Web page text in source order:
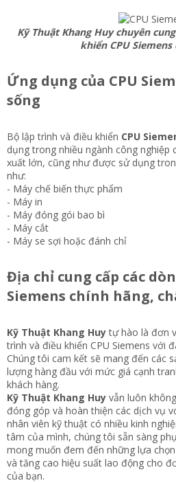
Kỹ Thuật Khang Huy chuyên
khiển CPU
Ứng dụng của CPU
sống
Bộ lập trình và điều khiển CPU
dụng trong nhiều ngành công nghiệp
xuất lớn, cũng như được sử dụng
như:
- Máy chế biến thực phẩm
- Máy in
- Máy đóng gói bao bì
- Máy cắt
- Máy se sợi hoặc đánh chỉ
Địa chỉ cung cấp các
Siemens chính hãng,
Kỹ Thuật Khang Huytự hào là đơn
trình và điều khiển CPU Siemens với
Chúng tôi cam kết sẽ mang đến các
lượng hàng đầu với mức giá cạnh
khách hàng.
Kỹ Thuật Khang Huy vẫn luôn
đóng góp và hoàn thiện các dịch vụ
nhân viên kỹ thuật có nhiều kinh
tâm của mình, chúng tôi sẵn sàng
mong muốn đem đến những lựa
và tăng cao hiệu suất lao động cho
của bạn.